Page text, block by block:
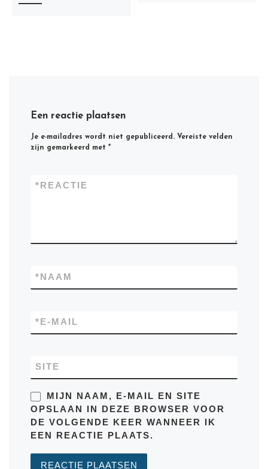
Een reactie plaatsen
Je e-mailadres wordt niet gepubliceerd. Vereiste velden
zijn gemarkeerd met*
REACTIE
*
NAAM
*
E-MAIL
*
SITE
MIJN NAAM, E-MAIL EN SITE
OPSLAAN IN DEZE BROWSER VOOR
DE VOLGENDE KEER WANNEER IK
EEN REACTIE PLAATS.